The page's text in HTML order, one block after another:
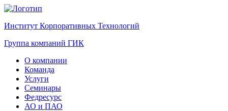
Институт Корпоративных Технологий
Группа компаний ГИК
О компании
Команда
Услуги
Семинары
Федресурс
АО и ПАО